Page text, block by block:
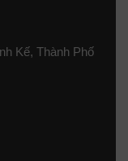
Kế, Thành Phố